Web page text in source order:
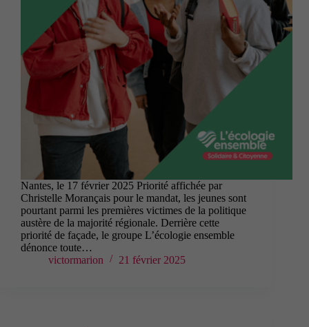
Nantes, le 17 février 2025 Priorité affichée par
Christelle Morançais pour le mandat, les jeunes sont
pourtant parmi les premières victimes de la politique
austère de la majorité régionale. Derrière cette
priorité de façade, le groupe L’écologie ensemble
dénonce toute…
victormarion
21 février 2025